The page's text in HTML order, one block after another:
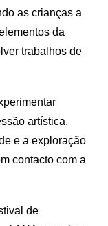
as crianças a
da
trabalhos de
artística,
e a exploração
contacto com a
de